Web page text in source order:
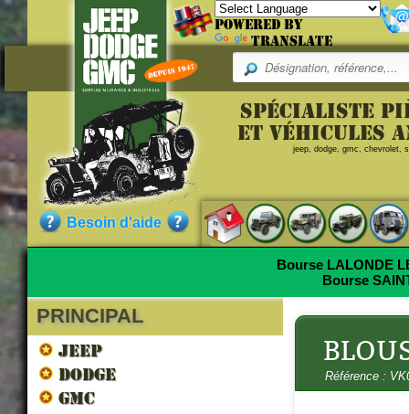
Powered by
Translate
Besoin d'aide
Spécialiste
et véhicules
jeep, dodge, gmc, chevrolet,
Bourse LALONDE
Bourse
PRINCIPAL
JEEP
DODGE
GMC
Référence :
Référence
VK020001
Qualité :NEUFPièce neuve de fabrication
Nos clients ont aussi